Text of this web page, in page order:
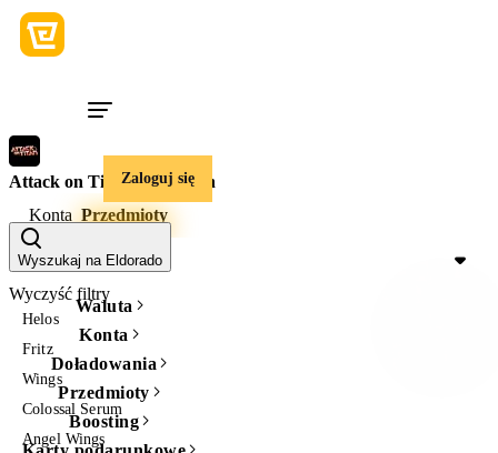
Zaloguj się
Wyszukaj na Eldorado
Waluta
Konta
Doładowania
Przedmioty
Boosting
Attack on Titan Revolution
Konta Przedmioty
Cena
Wyczyść filtry
Helos
Fritz
Wings
Colossal Serum
Angel Wings